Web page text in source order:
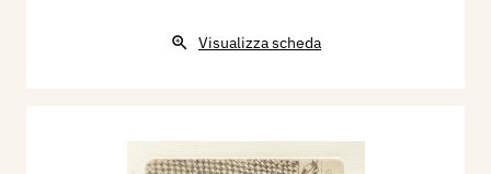
Visualizza scheda